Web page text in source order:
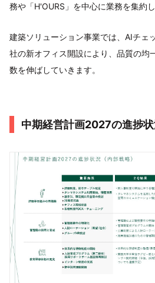
務や「H'OURS」を中心に業務を集約し
建築ソリューション事業では、AIチェ
社の新オフィス開設により、品質の均
数を伸ばしていきます。
中期経営計画2027の進捗状